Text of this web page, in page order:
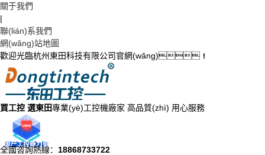
關于我們
|
聯(lián)系我們
網(wǎng)站地圖
歡迎光臨杭州東田科技有限公司官網(wǎng)！
買工控 選東田專業(yè)工控機廠家 高品質(zhì) 用心服務
全國咨詢熱線： 18868733722